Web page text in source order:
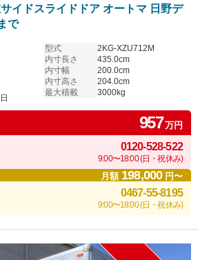
イドスライドドア オートマ 日野デ
で
型式
2KG-XZU712M
内寸長さ
435.0cm
内寸幅
200.0cm
内寸高さ
204.0cm
最大積載
3000kg
957万円
0120-528-522
9:00〜18:00 (日・祝休み)
月額 198,000円〜
0467-55-8195
9:00〜18:00 (日・祝休み)